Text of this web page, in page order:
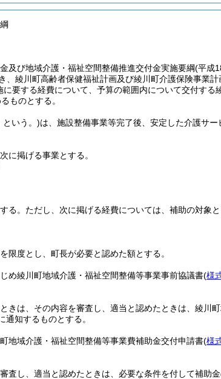
及び地域介護・福祉空間整備推進交付金実施要綱(平成
、綾川町高齢者保健福祉計画及び綾川町介護保険事業
要する経費について、予算の範囲内について交付する
ものとする。
という。)は、施設整備事業等完了後、安定した介護サ
に掲げる事業とする。
る。 ただし、次に掲げる経費については、補助の対象と
限度とし、町長が必要と認めた額とする。
め綾川町地域介護・福祉空間整備等事業事前協議書(様
きは、その内容を審査し、適当と認めたときは、綾川
通知するものとする。
地域介護・福祉空間整備等事業費補助金交付申請書(様
査し、適当と認めたときは、必要な条件を付して補助